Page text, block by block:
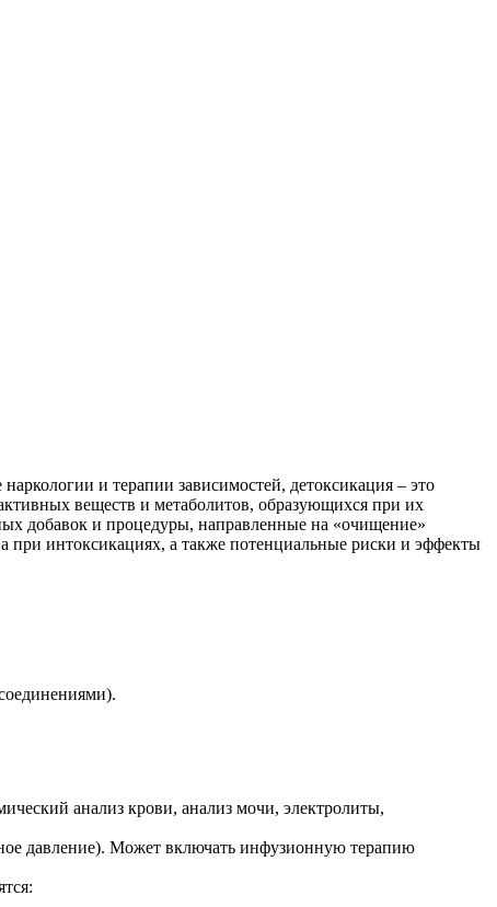
и терапии зависимостей, детоксикация – это
веществ и метаболитов, образующихся при их
добавок и процедуры, направленные на «очищение»
при интоксикациях, а также потенциальные риски и эффекты
анализ крови, анализ мочи, электролиты,
давление). Может включать инфузионную терапию